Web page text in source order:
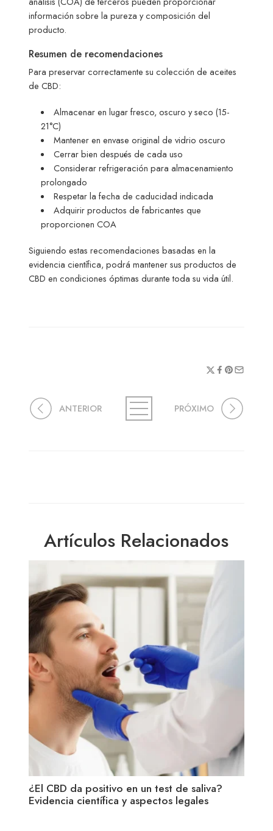
información sobre la pureza y composición del
producto.
Resumen de recomendaciones
Para preservar correctamente su colección de aceites
de CBD:
Almacenar en lugar fresco, oscuro y seco (15-
21°C)
Mantener en envase original de vidrio oscuro
Cerrar bien después de cada uso
Considerar refrigeración para almacenamiento
prolongado
Respetar la fecha de caducidad indicada
Adquirir productos de fabricantes que
proporcionen COA
Siguiendo estas recomendaciones basadas en la
evidencia científica, podrá mantener sus productos de
CBD en condiciones óptimas durante toda su vida útil.
ANTERIOR PRÓXIMO
Artículos Relacionados
¿El CBD da positivo en un test de saliva?
Evidencia científica y aspectos legales